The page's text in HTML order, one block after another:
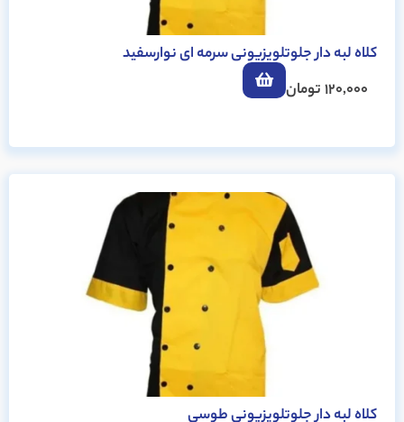
کلاه لبه دار جلوتلویزیونی سرمه ای نوارسفید
120,000تومان
کلاه لبه دار جلوتلویزیونی طوسی